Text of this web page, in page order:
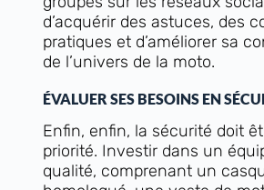
d’acquérir des astuces, des
pratiques et d’améliorer sa
de l’univers de la moto.
ÉVALUER SES BESOINS EN
Enfin, enfin, la sécurité doit
priorité. Investir dans un
qualité, comprenant un